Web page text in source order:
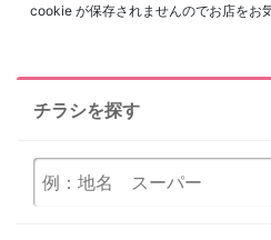
cookie が保存されませんのでお店をお
チラシを探す